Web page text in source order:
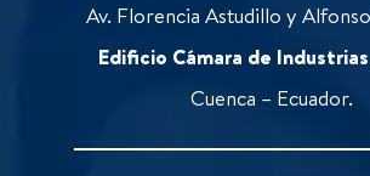
Av. Florencia Astudillo y
Edificio Cámara de Industrias
Cuenca – Ecuador.